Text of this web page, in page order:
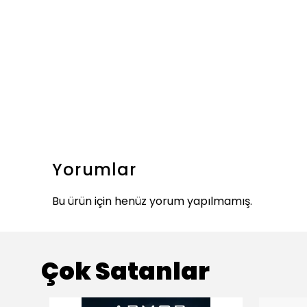
Yorumlar
Bu ürün için henüz yorum yapılmamış.
Çok Satanlar